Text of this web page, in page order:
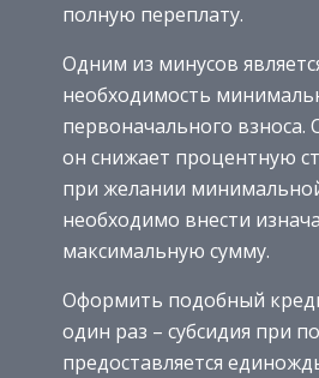
полную переплату.
Одним из минусов
необходимость
первоначального
он снижает процентную
при желании
необходимо внести
максимальную сумму.
Оформить подобный
один раз – субсидия при
предоставляется